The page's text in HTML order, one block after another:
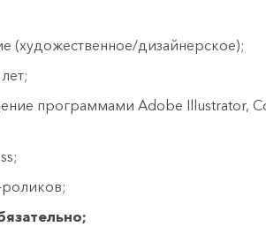
(художественное/дизайнерское);
программами Adobe Illustrator,